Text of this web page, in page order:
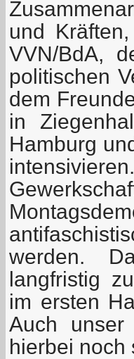
und
VVN/BdA,
politischen
dem
in
Hamburg
werden.
langfristig
im ersten
Auch unser
hierbei noch